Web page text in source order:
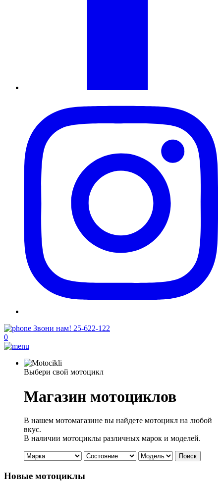
Звони нам! 25-622-122
0
Выбери свой мотоцикл
Магазин мотоциклов
В нашем мотомагазине вы найдете мотоцикл на любой
вкус.
В наличии мотоциклы различных марок и моделей.
Поиск
Новые мотоциклы